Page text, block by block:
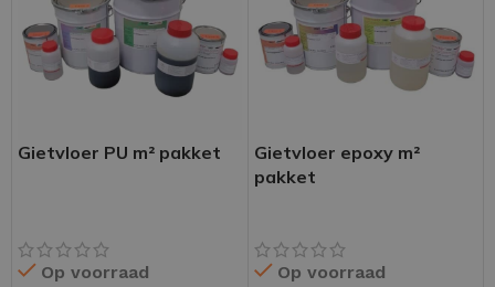
Gietvloer PU m² pakket
Op voorraad
Gietvloer epoxy m²
pakket
Op voorraad